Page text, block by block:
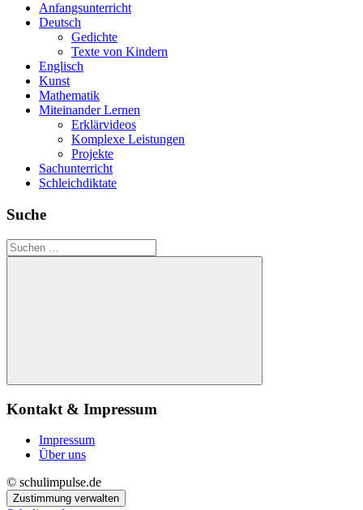
Anfangsunterricht
Deutsch
Gedichte
Texte von Kindern
Englisch
Kunst
Mathematik
Miteinander Lernen
Erklärvideos
Komplexe Leistungen
Projekte
Sachunterricht
Schleichdiktate
Suche
Suchen
nach:
Suchen
Kontakt & Impressum
Impressum
Über uns
© schulimpulse.de
Zustimmung verwalten